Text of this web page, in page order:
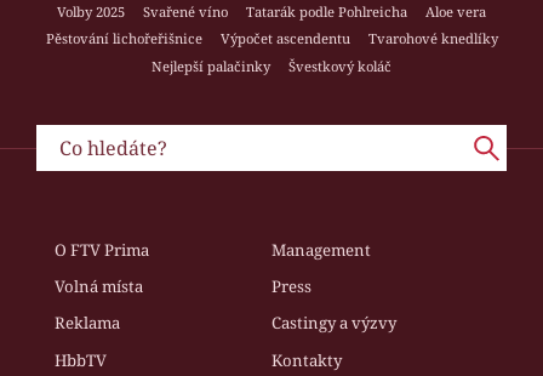
Volby 2025
Svařené víno Tatarák podle Pohlreicha
Aloe vera
Pěstování lichořeřišnice
Výpočet ascendentu
Tvarohové knedlíky
Nejlepší palačinky
Švestkový koláč
O FTV Prima
Management
Volná místa
Press
Reklama
Castingy a výzvy
HbbTV
Kontakty